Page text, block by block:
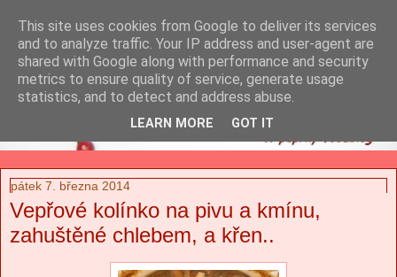
pátek 7. března 2014
Vepřové kolínko na pivu a kmínu,
zahuštěné chlebem, a křen..
This site uses cookies from Google to deliver its services
and to analyze traffic. Your IP address and user-agent are
shared with Google along with performance and security
metrics to ensure quality of service, generate usage
statistics, and to detect and address abuse.
LEARN MORE GOT IT